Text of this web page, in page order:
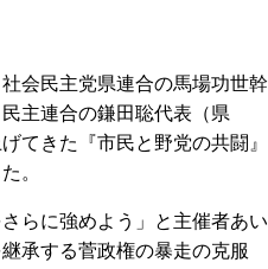
会民主党県連合の馬場功世幹
主連合の鎌田聡代表（県
てきた『市民と野党の共闘』
。
らに強めよう」と主催者あい
承する菅政権の暴走の克服